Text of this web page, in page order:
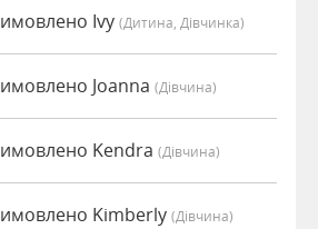
Ivy (дитина, Дівчинка)
Joanna (дівчина)
Kendra (дівчина)
Kimberly (дівчина)